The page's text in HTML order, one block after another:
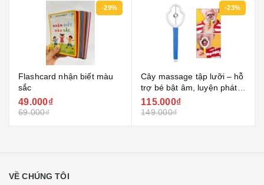
-29%
Flashcard nhận biết màu
sắc
49.000₫
69.000₫
-23%
Cây massage tập lưỡi – hỗ
trợ bé bật âm, luyện phát
âm rõ hơn
115.000₫
149.000₫
VỀ CHÚNG TÔI